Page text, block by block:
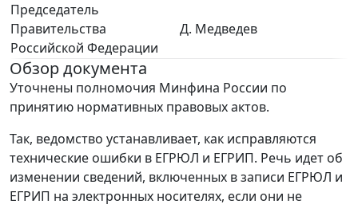
Председатель
Правительства
Российской Федерации
Д. Медведев
Обзор документа
Уточнены полномочия Минфина России по
принятию нормативных правовых актов.
Так, ведомство устанавливает, как исправляются
технические ошибки в ЕГРЮЛ и ЕГРИП. Речь идет об
изменении сведений, включенных в записи ЕГРЮЛ и
ЕГРИП на электронных носителях, если они не